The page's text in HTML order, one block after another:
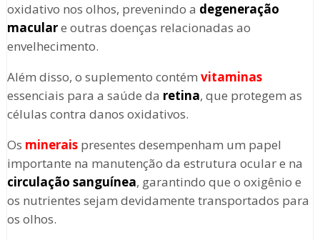
oxidativo nos olhos, prevenindo a degeneração
maculare outras doenças relacionadas ao
envelhecimento.
Além disso, o suplemento contém vitaminas
essenciais para a saúde da retina, que protegem as
células contra danos oxidativos.
Os mineraispresentes desempenham um papel
importante na manutenção da estrutura ocular e na
circulação sanguínea, garantindo que o oxigênio e
os nutrientes sejam devidamente transportados para
os olhos.